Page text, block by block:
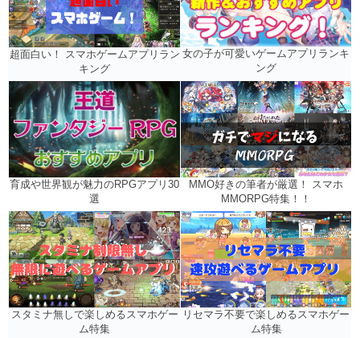
超面白い！ スマホゲームアプリラン
キング
女の子が可愛いゲームアプリランキ
ング
育成や世界観が魅力のRPGアプリ30
選
MMO好きの筆者が厳選！ スマホ
MMORPG特集！！
スタミナ無しで楽しめるスマホゲー
ム特集
リセマラ不要で楽しめるスマホゲー
ム特集